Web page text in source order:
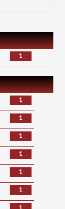
1
1
1
1
1
1
1